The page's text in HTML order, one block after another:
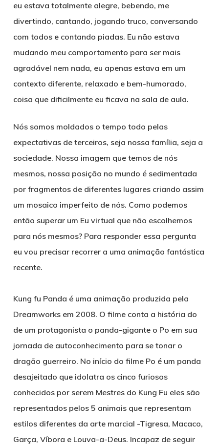
eu estava totalmente alegre, bebendo, me
divertindo, cantando, jogando truco, conversando
com todos e contando piadas. Eu não estava
mudando meu comportamento para ser mais
agradável nem nada, eu apenas estava em um
contexto diferente, relaxado e bem-humorado,
coisa que dificilmente eu ficava na sala de aula.
Nós somos moldados o tempo todo pelas
expectativas de terceiros, seja nossa família, seja a
sociedade. Nossa imagem que temos de nós
mesmos, nossa posição no mundo é sedimentada
por fragmentos de diferentes lugares criando assim
um mosaico imperfeito de nós. Como podemos
então superar um Eu virtual que não escolhemos
para nós mesmos? Para responder essa pergunta
eu vou precisar recorrer a uma animação fantástica
recente.
Kung fu Panda é uma animação produzida pela
Dreamworks em 2008. O filme conta a história do
de um protagonista o panda-gigante o Po em sua
jornada de autoconhecimento para se tonar o
dragão guerreiro. No início do filme Po é um panda
desajeitado que idolatra os cinco furiosos
conhecidos por serem Mestres do Kung Fu eles são
representados pelos 5 animais que representam
estilos diferentes da arte marcial -Tigresa, Macaco,
Garça, Víbora e Louva-a-Deus. Incapaz de seguir